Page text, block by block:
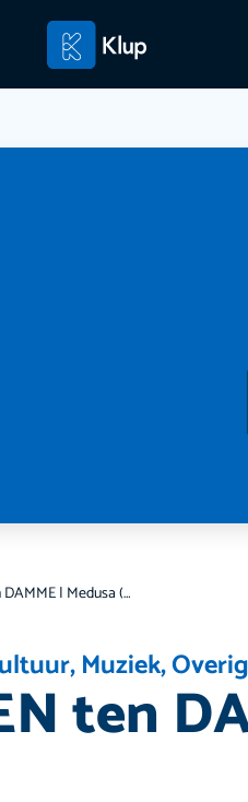
ELLEN ten DAMME | Medusa (try-out)
,Muziek,Overig
ten